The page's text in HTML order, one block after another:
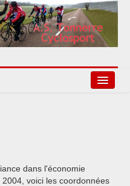
dans l'économie
voici les coordonnées